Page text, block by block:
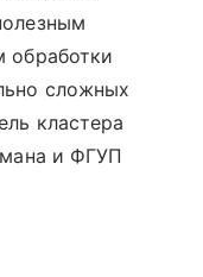
обработки
сложных
кластера
и ФГУП